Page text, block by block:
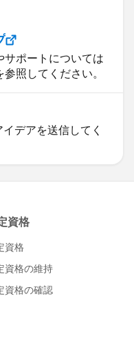
サポートについては
照してください。
デアを送信してく